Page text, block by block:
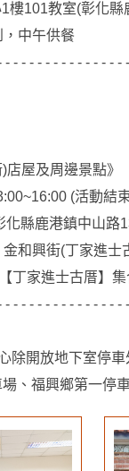
樓101教室(彰化縣
中午供餐
- - - - - - - - - - - - - -
屋及周邊景點》
(活動結
縣鹿港鎮中山路
和興街(丁家進
丁家進士古厝】集
- - - - - - - - - - - - - -
除開放地下室停
、福興鄉第一停